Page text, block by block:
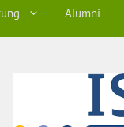
Alumni